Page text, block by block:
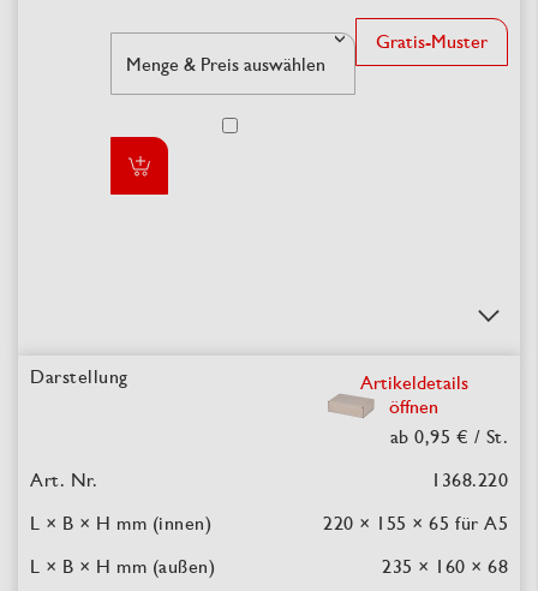
Gratis-Muster
Artikeldetails
öffnen
ab 0,95 € / St.
1368.220
220 × 155 × 65 für A5
235 × 160 × 68